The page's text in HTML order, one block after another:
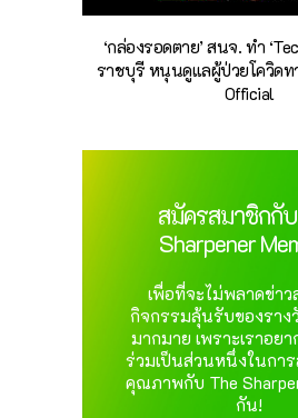
‘กล่องรอดตาย’ สนจ. ทำ
ราชบุรี หนุนดูแลผู้ป่วยโควิดท
Official
สมัครสมาชิกกั
Sharpener
เพื่อที่จะไม่พลาดข่าว
กิจกรรมลุ้นรับของราง
มากมาย เพราะเราอย
ร่วมเป็นส่วนหนึ่งในกา
คุณภาพกับ The
กัน!